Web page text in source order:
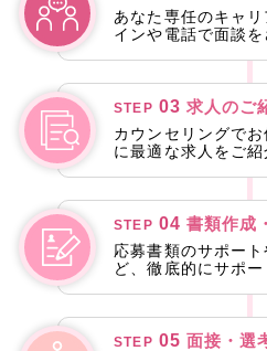
あなた専任のキャ
インや電話で面談を
STEP 03 求人のご
カウンセリングで
に最適な求人をご紹
STEP 04 書類作成
応募書類のサポー
ど、徹底的にサポー
STEP 05 面接・選